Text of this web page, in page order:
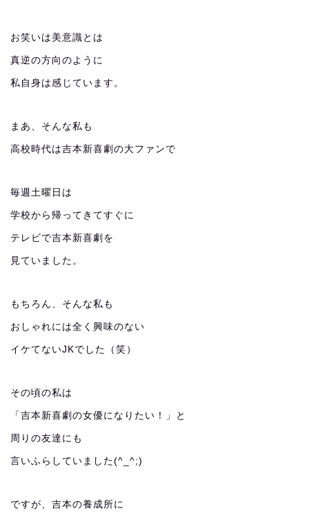
お笑いは美意識とは
真逆の方向のように
私自身は感じています。
まあ、そんな私も
高校時代は吉本新喜劇の大ファンで
毎週土曜日は
学校から帰ってきてすぐに
テレビで吉本新喜劇を
見ていました。
もちろん、そんな私も
おしゃれには全く興味のない
イケてないJKでした（笑）
その頃の私は
「吉本新喜劇の女優になりたい！」と
周りの友達にも
言いふらしていました(^_^;)
ですが、吉本の養成所に